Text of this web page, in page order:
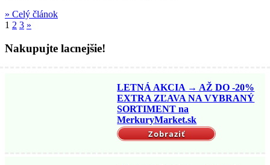
» Celý článok
1 2 3 »
Nakupujte lacnejšie!
LETNÁ AKCIA → AŽ DO -20%
EXTRA ZĽAVA NA VYBRANÝ
SORTIMENT na
MerkuryMarket.sk
Zobraziť